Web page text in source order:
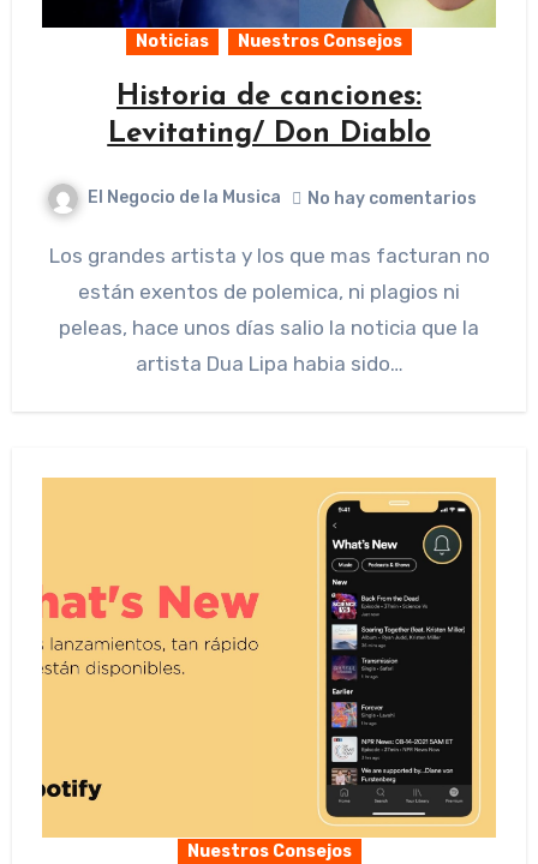
Noticias Nuestros Consejos
Historia de canciones:
Levitating/ Don Diablo
El Negocio de la Musica No hay comentarios
Los grandes artista y los que mas facturan no
están exentos de polemica, ni plagios ni
peleas, hace unos días salio la noticia que la
artista Dua Lipa habia sido…
Nuestros Consejos